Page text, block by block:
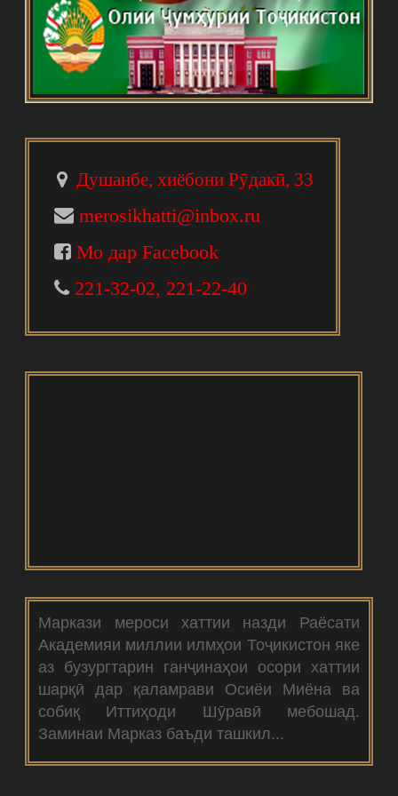
Душанбе, хиёбони Рӯдакӣ, 33
merosikhatti@inbox.ru
Мо дар Facebook
221-32-02, 221-22-40
Маркази мероси хаттии назди Раёсати
Академияи миллии илмҳои Тоҷикистон яке
аз бузургтарин ганҷинаҳои осори хаттии
шарқӣ дар қаламрави Осиёи Миёна ва
собиқ Иттиҳоди Шӯравӣ мебошад.
Заминаи Марказ баъди ташкил...